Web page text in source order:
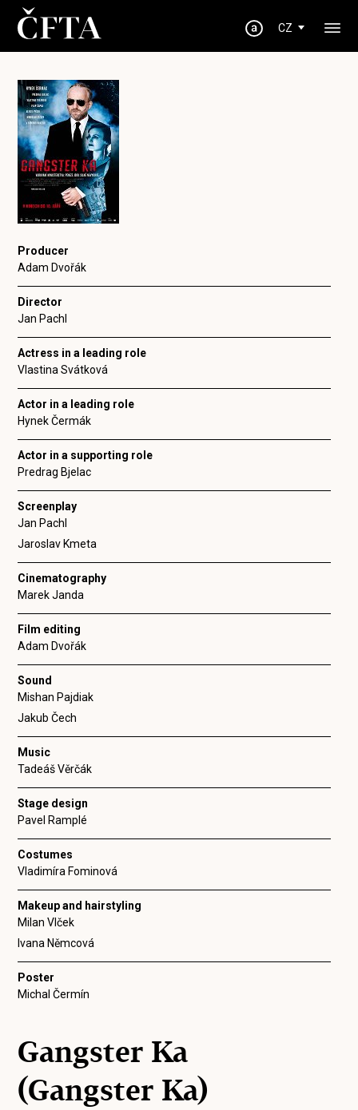
CZ
Producer
Adam Dvořák
Director
Jan Pachl
Actress in a leading role
Vlastina Svátková
Actor in a leading role
Hynek Čermák
Actor in a supporting role
Predrag Bjelac
Screenplay
Jan Pachl
Jaroslav Kmeta
Cinematography
Marek Janda
Film editing
Adam Dvořák
Sound
Mishan Pajdiak
Jakub Čech
Music
Tadeáš Věrčák
Stage design
Pavel Ramplé
Costumes
Vladimíra Fominová
Makeup and hairstyling
Milan Vlček
Ivana Němcová
Poster
Michal Čermín
Gangster Ka
(Gangster Ka)